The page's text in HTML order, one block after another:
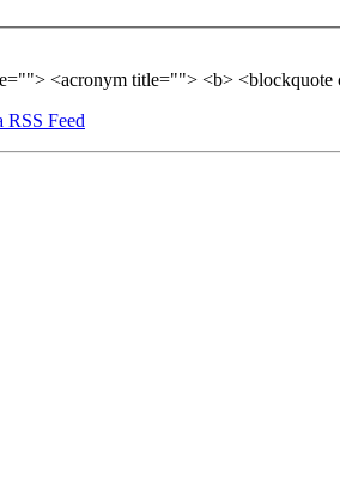
<acronym title=""> <b>
RSS Feed